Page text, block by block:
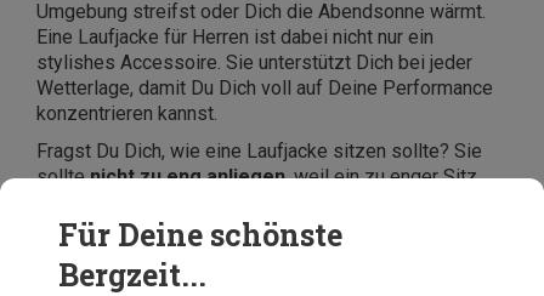
Umgebung streifst oder Dich die Abendsonne wärmt.
Eine Laufjacke für Herren ist dabei nicht nur ein
stylishes Accessoire. Sie unterstützt Dich bei jeder
Wetterlage, damit Du Dich voll auf Deine Performance
konzentrieren kannst.
Fragst Du Dich, wie eine Laufjacke sitzen sollte? Sie
solltenicht zu eng anliegen, weil ein zu enger Sitz
andererseits Deinen Bewegungsspielraum einschränkt.
Ist sie hingegenzu weit, ist der Schutz vor Wind und
Kälte nicht mehr so effektiv
Für Deine schönste
Bergzeit...